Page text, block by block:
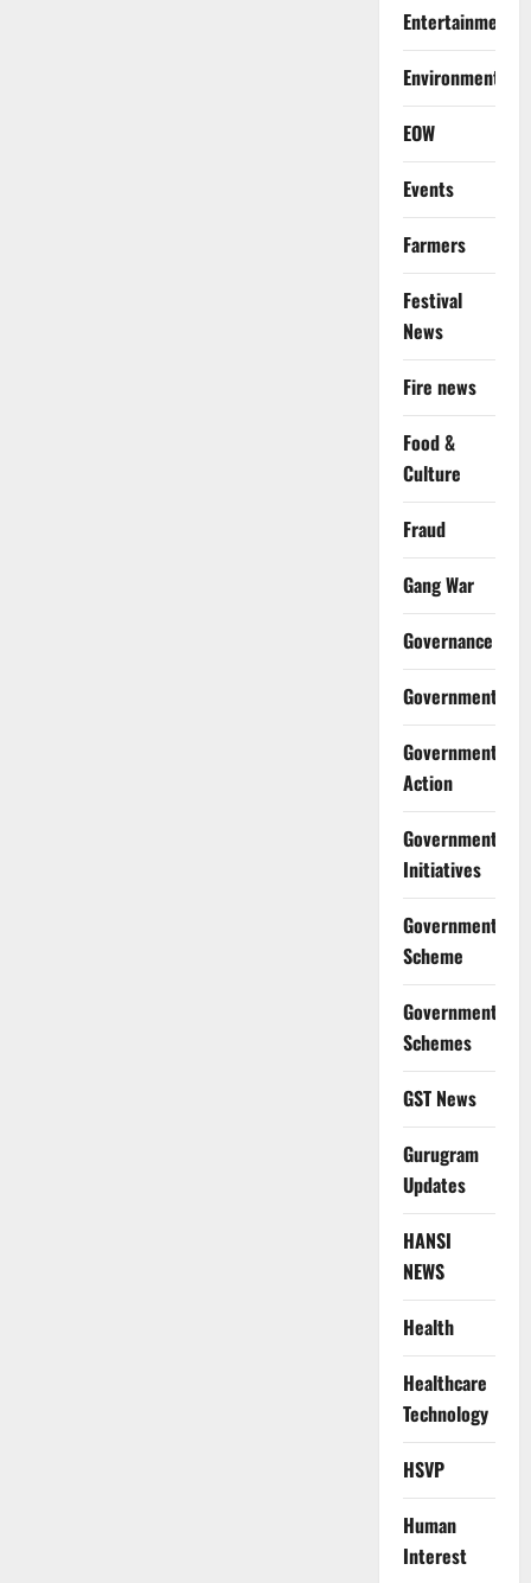
Entertainment
Environment
EOW
Events
Farmers
Festival
News
Fire news
Food &
Culture
Fraud
Gang War
Governance
Government
Government
Action
Government
Initiatives
Government
Scheme
Government
Schemes
GST News
Gurugram
Updates
HANSI
NEWS
Health
Healthcare
Technology
HSVP
Human
Interest